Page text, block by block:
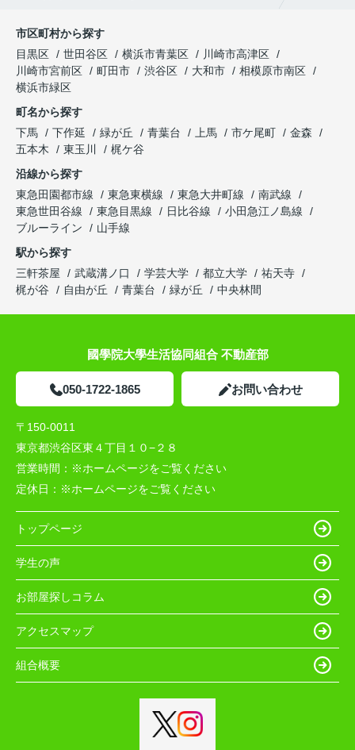
市区町村から探す
目黒区
世田谷区 横浜市青葉区
川崎市高津区
川崎市宮前区
町田市 渋谷区 大和市
相模原市南区
横浜市緑区
町名から探す
下馬
下作延 緑が丘 青葉台 上馬 市ケ尾町
金森
五本木
東玉川
梶ケ谷
沿線から探す
東急田園都市線
東急東横線 東急大井町線
南武線
東急世田谷線
東急目黒線 日比谷線
小田急江ノ島線
ブルーライン
山手線
駅から探す
三軒茶屋
武蔵溝ノ口 学芸大学 都立大学
祐天寺
梶が谷
自由が丘 青葉台 緑が丘 中央林間
國學院大學生活協同組合 不動産部
050-1722-1865 お問い合わせ
〒150-0011
東京都渋谷区東４丁目１０−２８
営業時間： ※ホームページをご覧ください
定休日： ※ホームページをご覧ください
トップページ
学生の声
お部屋探しコラム
アクセスマップ
組合概要